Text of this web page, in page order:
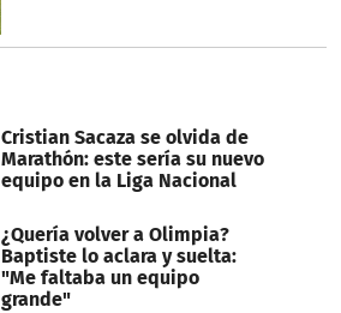
Cristian Sacaza se olvida de
Marathón: este sería su nuevo
equipo en la Liga Nacional
¿Quería volver a Olimpia?
Baptiste lo aclara y suelta:
"Me faltaba un equipo
grande"